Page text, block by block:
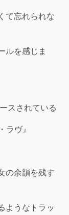
て忘れられな
ルを感じま
スされている
ラヴ』
の余韻を残す
ようなトラッ